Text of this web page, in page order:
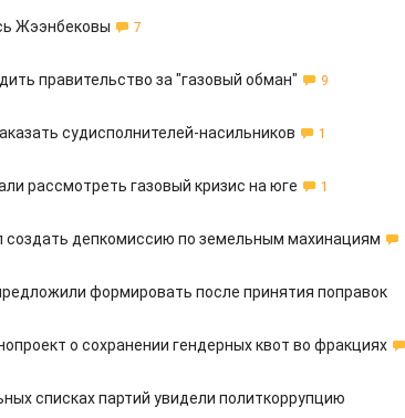
Жээнбековы 7
правительство за "газовый обман" 9
судисполнителей-насильников 1
рассмотреть газовый кризис на юге 1
депкомиссию по земельным махинациям
формировать после принятия поправок
о сохранении гендерных квот во фракциях
списках партий увидели политкоррупцию